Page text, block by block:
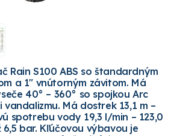
Rain S100 ABS so štandardným
a 1" vnútorným závitom. Má
40° – 360° so spojkou Arc
Má dostrek 13,1 m –
spotrebu vody 19,3 l/min – 123,0
bar. Kľúčovou výbavou je